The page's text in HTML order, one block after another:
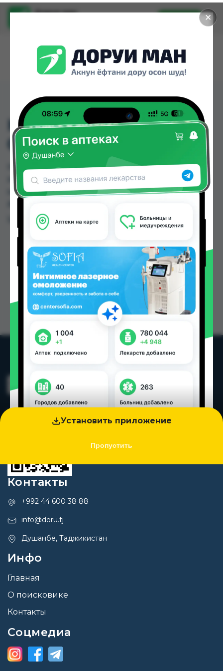
✕
Установить приложение
Пропустить
Доруи ман
Установить
HAMMER TOE PAD
0M13-018
HAMMER TOE PAD 0M13-018 можно купить или
заказать в аптеках, Нишон №1, Нишон №3 по
цене от 42.00 TJS до 42.00 TJS в Душанбе и
Цена: от42.00 TJS
Контакты
+992 44 600 38 88
info@doru.tj
Душанбе, Таджикистан
Инфо
Главная
О поисковике
Контакты
Соцмедиа